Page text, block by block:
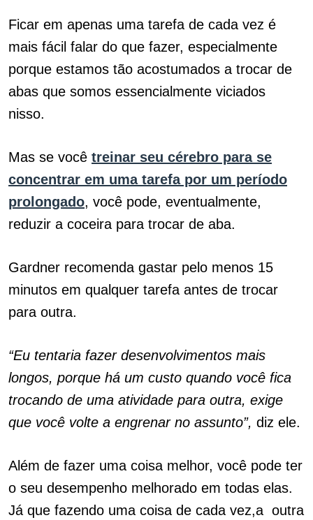
Ficar em apenas uma tarefa de cada vez é
mais fácil falar do que fazer, especialmente
porque estamos tão acostumados a trocar de
abas que somos essencialmente viciados
nisso.
Mas se você treinar seu cérebro para se
concentrar em uma tarefa por um período
prolongado, você pode, eventualmente,
reduzir a coceira para trocar de aba.
Gardner recomenda gastar pelo menos 15
minutos em qualquer tarefa antes de trocar
para outra.
“Eu tentaria fazer desenvolvimentos mais
longos, porque há um custo quando você fica
trocando de uma atividade para outra, exige
que você volte a engrenar no assunto”, diz ele.
Além de fazer uma coisa melhor, você pode ter
o seu desempenho melhorado em todas elas.
Já que fazendo uma coisa de cada vez,a outra